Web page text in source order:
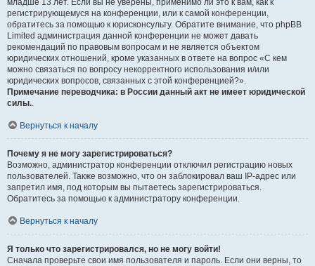
младше 13 лет. Если вы не уверены, применимо ли это к вам, как к
регистрирующемуся на конференции, или к самой конференции,
обратитесь за помощью к юрисконсульту. Обратите внимание, что phpBB
Limited администрация данной конференции не может давать
рекомендаций по правовым вопросам и не является объектом
юридических отношений, кроме указанных в ответе на вопрос «С кем
можно связаться по вопросу некорректного использования и/или
юридических вопросов, связанных с этой конференцией?».
Примечание переводчика: в России данный акт не имеет юридической
силы..
Вернуться к началу
Почему я не могу зарегистрироваться?
Возможно, администратор конференции отключил регистрацию новых
пользователей. Также возможно, что он заблокировал ваш IP-адрес или
запретил имя, под которым вы пытаетесь зарегистрироваться.
Обратитесь за помощью к администратору конференции.
Вернуться к началу
Я только что зарегистрировался, но не могу войти!
Сначала проверьте свои имя пользователя и пароль. Если они верны, то